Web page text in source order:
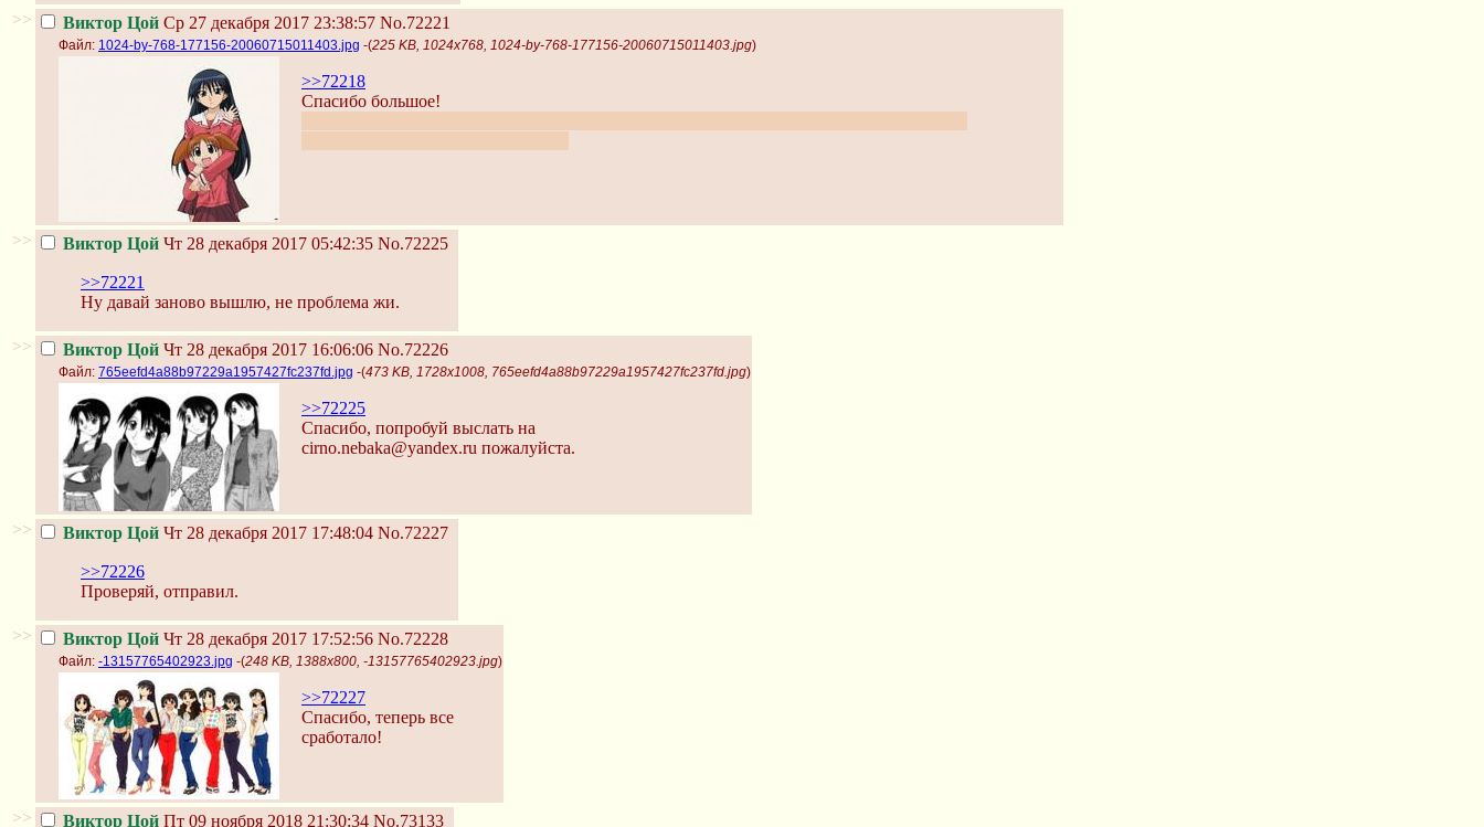
>> Виктор Цой Ср 27 декабря 2017 23:38:57 No.72221
Файл: 1024-by-768-177156-20060715011403.jpg -(225 KB, 1024x768, 1024-by-768-177156-20060715011403.jpg)
>>72218
Спасибо большое!
>> Виктор Цой Чт 28 декабря 2017 05:42:35 No.72225
>>72221
Ну давай заново вышлю, не проблема жи.
>> Виктор Цой Чт 28 декабря 2017 16:06:06 No.72226
Файл: 765eefd4a88b97229a1957427fc237fd.jpg -(473 KB, 1728x1008, 765eefd4a88b97229a1957427fc237fd.jpg)
>>72225
Спасибо, попробуй выслать на
cirno.nebaka@yandex.ru пожалуйста.
>> Виктор Цой Чт 28 декабря 2017 17:48:04 No.72227
>>72226
Проверяй, отправил.
>> Виктор Цой Чт 28 декабря 2017 17:52:56 No.72228
Файл: -13157765402923.jpg -(248 KB, 1388x800, -13157765402923.jpg)
>>72227
Спасибо, теперь все
сработало!
>> Виктор Цой Пт 09 ноября 2018 21:30:34 No.73133